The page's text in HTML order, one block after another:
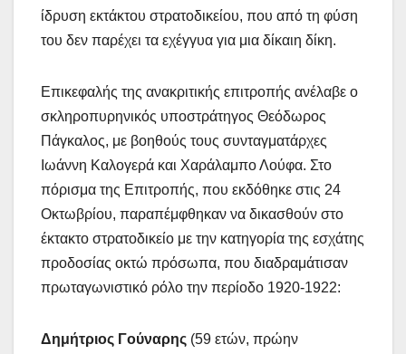
ίδρυση εκτάκτου στρατοδικείου, που από τη φύση
του δεν παρέχει τα εχέγγυα για μια δίκαιη δίκη.
Επικεφαλής της ανακριτικής επιτροπής ανέλαβε ο
σκληροπυρηνικός υποστράτηγος Θεόδωρος
Πάγκαλος, με βοηθούς τους συνταγματάρχες
Ιωάννη Καλογερά και Χαράλαμπο Λούφα. Στο
πόρισμα της Επιτροπής, που εκδόθηκε στις 24
Οκτωβρίου, παραπέμφθηκαν να δικασθούν στο
έκτακτο στρατοδικείο με την κατηγορία της εσχάτης
προδοσίας οκτώ πρόσωπα, που διαδραμάτισαν
πρωταγωνιστικό ρόλο την περίοδο 1920-1922:
Δημήτριος Γούναρης (59 ετών, πρώην